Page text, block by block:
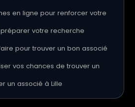
en ligne pour renforcer votre
votre recherche
pour trouver un bon associé
vos chances de trouver un
un associé à Lille